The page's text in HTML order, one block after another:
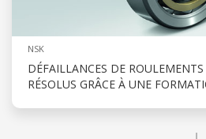
NSK
DÉFAILLANCES DE
RÉSOLUS GRÂCE À UNE